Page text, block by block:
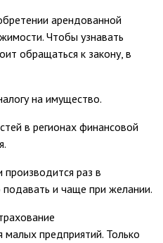
арендованной
Чтобы узнавать
обращаться к закону, в
на имущество.
в регионах финансовой
раз в
и чаще при желании.
малых предприятий. Только